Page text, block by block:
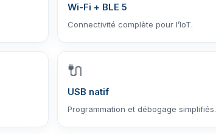
Wi-Fi + BLE 5
Connectivité complète pour l’IoT.
🔌
USB natif
Programmation et débogage simplifiés.